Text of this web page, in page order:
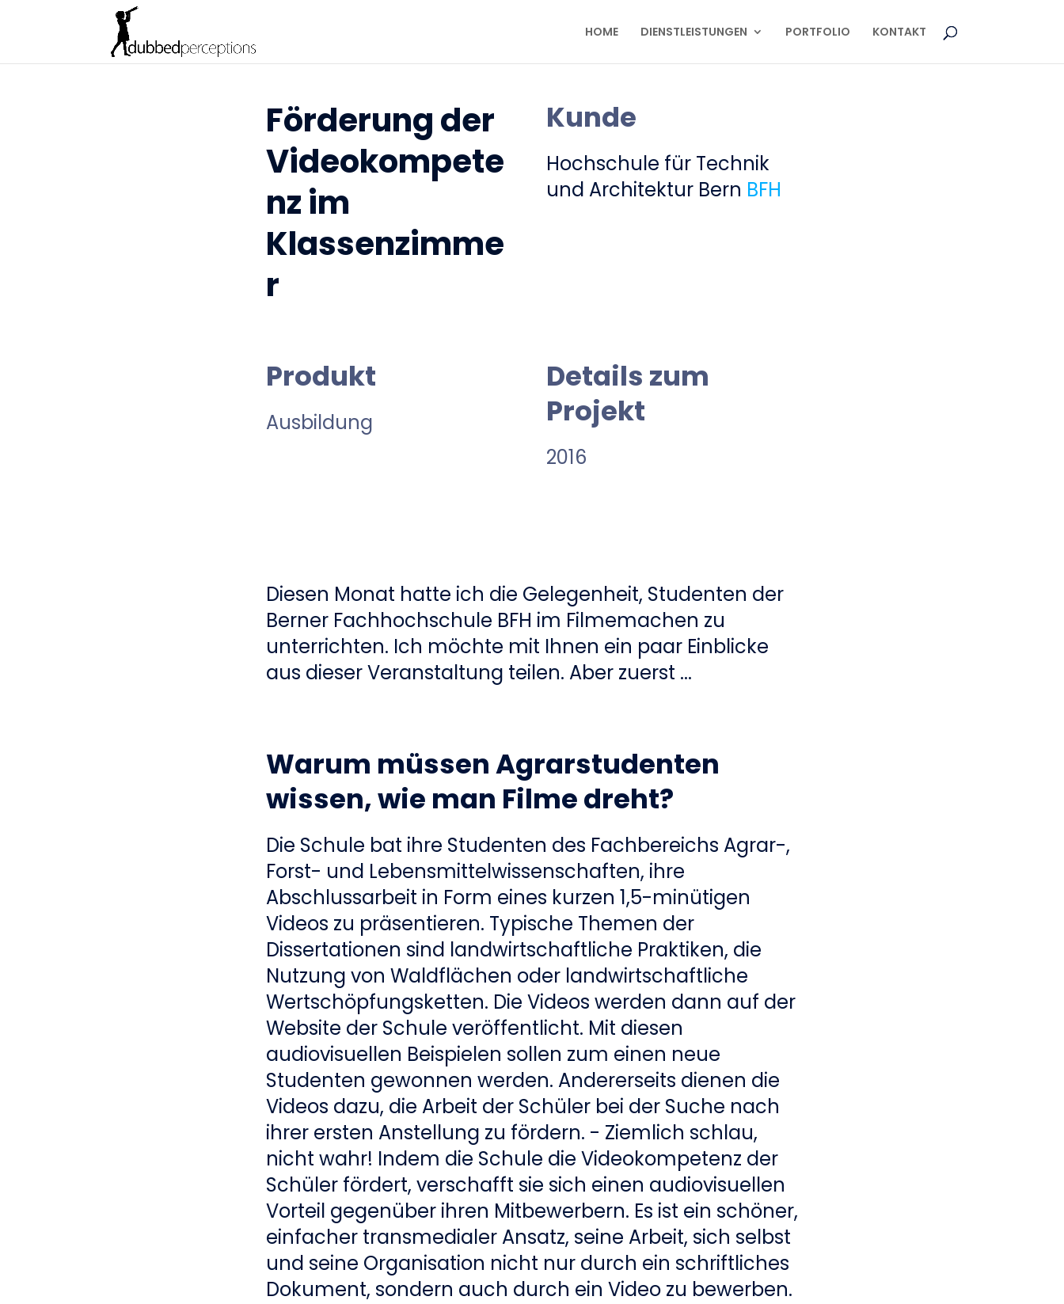
HOME DIENSTLEISTUNGEN PORTFOLIO KONTAKT
Förderung der
Videokompete
nz im
Klassenzimme
r
Kunde
Hochschule für Technik
und Architektur Bern BFH
Produkt
Ausbildung
Details zum
Projekt
2016
Diesen Monat hatte ich die Gelegenheit, Studenten der
Berner Fachhochschule BFH im Filmemachen zu
unterrichten. Ich möchte mit Ihnen ein paar Einblicke
aus dieser Veranstaltung teilen. Aber zuerst ...
Warum müssen Agrarstudenten
wissen, wie man Filme dreht?
Die Schule bat ihre Studenten des Fachbereichs Agrar-,
Forst- und Lebensmittelwissenschaften, ihre
Abschlussarbeit in Form eines kurzen 1,5-minütigen
Videos zu präsentieren. Typische Themen der
Dissertationen sind landwirtschaftliche Praktiken, die
Nutzung von Waldflächen oder landwirtschaftliche
Wertschöpfungsketten. Die Videos werden dann auf der
Website der Schule veröffentlicht. Mit diesen
audiovisuellen Beispielen sollen zum einen neue
Studenten gewonnen werden. Andererseits dienen die
Videos dazu, die Arbeit der Schüler bei der Suche nach
ihrer ersten Anstellung zu fördern. - Ziemlich schlau,
nicht wahr! Indem die Schule die Videokompetenz der
Schüler fördert, verschafft sie sich einen audiovisuellen
Vorteil gegenüber ihren Mitbewerbern. Es ist ein schöner,
einfacher transmedialer Ansatz, seine Arbeit, sich selbst
und seine Organisation nicht nur durch ein schriftliches
Dokument, sondern auch durch ein Video zu bewerben.